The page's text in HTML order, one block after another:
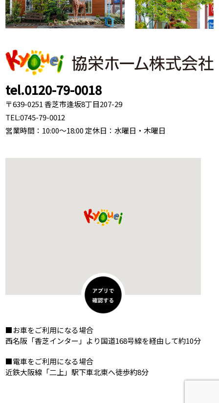
tel.0120-79-0018
〒639-0251 香芝市逢坂8丁目207-29
TEL:0745-79-0012
営業時間：10:00～18:00 定休日：水曜日・木曜日
■お車をご利用になる場合
西名阪「香芝インター」より国道168号線を経由して約10分
■電車をご利用になる場合
近鉄大阪線「二上」駅下車北東へ徒歩約8分